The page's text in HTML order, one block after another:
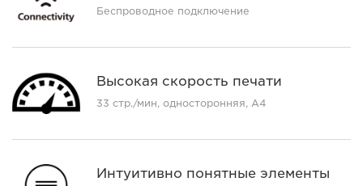
Беспроводное подключение
Высокая скорость печати
33 стр./мин, односторонняя, A4
Интуитивно понятные элементы